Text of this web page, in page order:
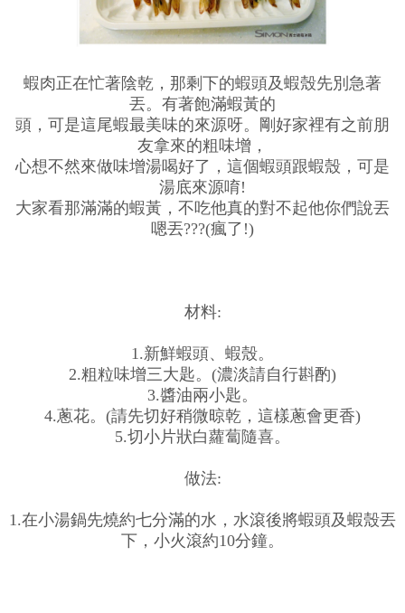
蝦肉正在忙著陰乾，那剩下的蝦頭及蝦殼先別急著
丟。有著飽滿蝦黃的
頭，可是這尾蝦最美味的來源呀。剛好家裡有之前朋
友拿來的粗味增，
心想不然來做味增湯喝好了，這個蝦頭跟蝦殼，可是
湯底來源唷!
大家看那滿滿的蝦黃，不吃他真的對不起他你們說丟
嗯丟???(瘋了!)
材料:
1.新鮮蝦頭、蝦殼。
2.粗粒味增三大匙。(濃淡請自行斟酌)
3.醬油兩小匙。
4.蔥花。(請先切好稍微晾乾，這樣蔥會更香)
5.切小片狀白蘿蔔隨喜。
做法:
1.在小湯鍋先燒約七分滿的水，水滾後將蝦頭及蝦殼丟
下，小火滾約10分鐘。